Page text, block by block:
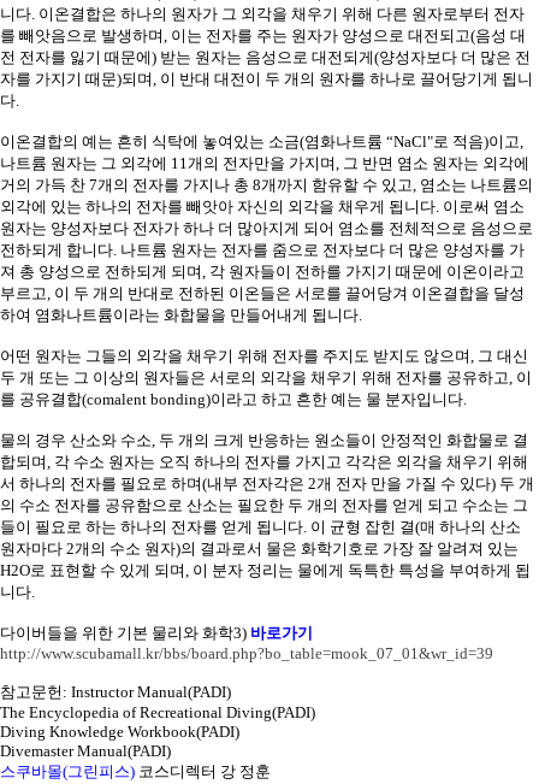
니다. 이온결합은 하나의 원자가 그 외각을 채우기 위해 다른 원자로부터 전자
를 빼앗음으로 발생하며, 이는 전자를 주는 원자가 양성으로 대전되고(음성 대
전 전자를 잃기 때문에) 받는 원자는 음성으로 대전되게(양성자보다 더 많은 전
자를 가지기 때문)되며, 이 반대 대전이 두 개의 원자를 하나로 끌어당기게 됩니
다.
이온결합의 예는 흔히 식탁에 놓여있는 소금(염화나트륨 “NaCl"로 적음)이고,
나트륨 원자는 그 외각에 11개의 전자만을 가지며, 그 반면 염소 원자는 외각에
거의 가득 찬 7개의 전자를 가지나 총 8개까지 함유할 수 있고, 염소는 나트륨의
외각에 있는 하나의 전자를 빼앗아 자신의 외각을 채우게 됩니다. 이로써 염소
원자는 양성자보다 전자가 하나 더 많아지게 되어 염소를 전체적으로 음성으로
전하되게 합니다. 나트륨 원자는 전자를 줌으로 전자보다 더 많은 양성자를 가
져 총 양성으로 전하되게 되며, 각 원자들이 전하를 가지기 때문에 이온이라고
부르고, 이 두 개의 반대로 전하된 이온들은 서로를 끌어당겨 이온결합을 달성
하여 염화나트륨이라는 화합물을 만들어내게 됩니다.
어떤 원자는 그들의 외각을 채우기 위해 전자를 주지도 받지도 않으며, 그 대신
두 개 또는 그 이상의 원자들은 서로의 외각을 채우기 위해 전자를 공유하고, 이
를 공유결합(comalent bonding)이라고 하고 흔한 예는 물 분자입니다.
물의 경우 산소와 수소, 두 개의 크게 반응하는 원소들이 안정적인 화합물로 결
합되며, 각 수소 원자는 오직 하나의 전자를 가지고 각각은 외각을 채우기 위해
서 하나의 전자를 필요로 하며(내부 전자각은 2개 전자 만을 가질 수 있다) 두 개
의 수소 전자를 공유함으로 산소는 필요한 두 개의 전자를 얻게 되고 수소는 그
들이 필요로 하는 하나의 전자를 얻게 됩니다. 이 균형 잡힌 결(매 하나의 산소
원자마다 2개의 수소 원자)의 결과로서 물은 화학기호로 가장 잘 알려져 있는
H2O로 표현할 수 있게 되며, 이 분자 정리는 물에게 독특한 특성을 부여하게 됩
니다.
다이버들을 위한 기본 물리와 화학3) 바로가기
http://www.scubamall.kr/bbs/board.php?bo_table=mook_07_01&wr_id=39
참고문헌 : Instructor Manual(PADI)
The Encyclopedia of Recreational Diving(PADI)
Diving Knowledge Workbook(PADI)
Divemaster Manual(PADI)
스쿠바몰(그린피스) 코스디렉터 강 정훈